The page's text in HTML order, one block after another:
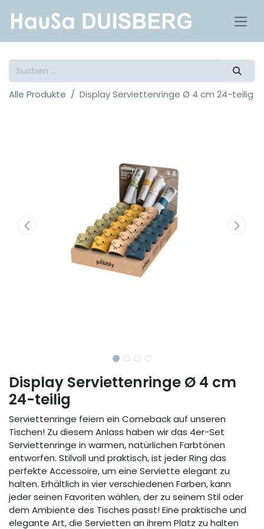
Alle Produkte Display Serviettenringe Ø 4 cm 24-teilig
Display Serviettenringe Ø 4 cm
24-teilig
Serviettenringe feiern ein Comeback auf unseren
Tischen! Zu diesem Anlass haben wir das 4er-Set
Serviettenringe in warmen, natürlichen Farbtönen
entworfen. Stilvoll und praktisch, ist jeder Ring das
perfekte Accessoire, um eine Serviette elegant zu
halten. Erhältlich in vier verschiedenen Farben, kann
jeder seinen Favoriten wählen, der zu seinem Stil oder
dem Ambiente des Tisches passt! Eine praktische und
elegante Art, die Servietten an ihrem Platz zu halten